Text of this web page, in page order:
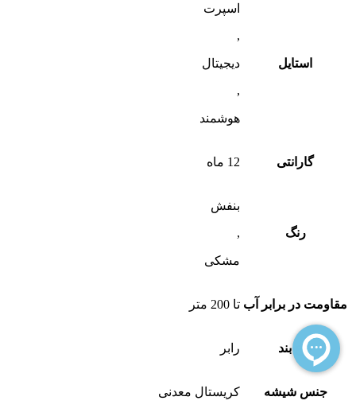
استایل
اسپرت
,
دیجیتال
,
هوشمند
گارانتی 12 ماه
رنگ
بنفش
,
مشکی
مقاومت در برابر آب تا 200 متر
نوع بند رابر
جنس شیشه کریستال معدنی